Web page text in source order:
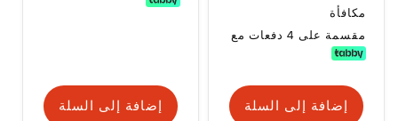
البيع
مكافأة
مقسمة على 4 دفعات مع
إضافة إلى السلة إضافة إلى السلة